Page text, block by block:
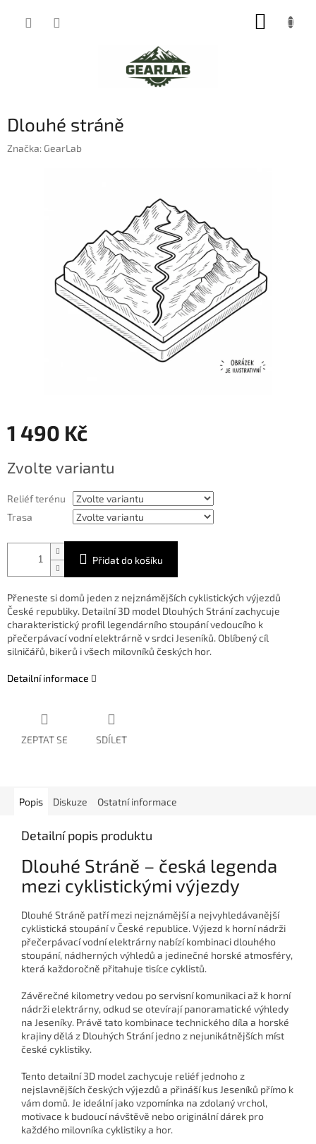
Dlouhé stráně
Značka: GearLab
1 490 Kč
cena:
Zvolte variantu
Reliéf terénu
Trasa
Přidat do košíku
Přeneste si domů jeden z nejznámějších cyklistických výjezdů
České republiky. Detailní 3D model Dlouhých Strání zachycuje
charakteristický profil legendárního stoupání vedoucího k
přečerpávací vodní elektrárně v srdci Jeseníků. Oblíbený cíl
silničářů, bikerů i všech milovníků českých hor.
Detailní informace
ZEPTAT SE SDÍLET
Popis Diskuze Ostatní informace
Detailní popis produktu
Dlouhé Stráně – česká legenda
mezi cyklistickými výjezdy
Dlouhé Stráně patří mezi nejznámější a nejvyhledávanější
cyklistická stoupání v České republice. Výjezd k horní nádrži
přečerpávací vodní elektrárny nabízí kombinaci dlouhého
stoupání, nádherných výhledů a jedinečné horské atmosféry,
která každoročně přitahuje tisíce cyklistů.
Závěrečné kilometry vedou po servisní komunikaci až k horní
nádrži elektrárny, odkud se otevírají panoramatické výhledy
na Jeseníky. Právě tato kombinace technického díla a horské
krajiny dělá z Dlouhých Strání jedno z nejunikátnějších míst
české cyklistiky.
Tento detailní 3D model zachycuje reliéf jednoho z
nejslavnějších českých výjezdů a přináší kus Jeseníků přímo k
vám domů. Je ideální jako vzpomínka na zdolaný vrchol,
motivace k budoucí návštěvě nebo originální dárek pro
každého milovníka cyklistiky a hor.